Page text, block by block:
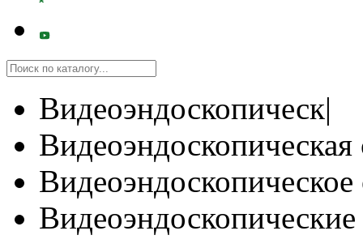
Видеоэндоскопическ|
Видеоэндоскопическая